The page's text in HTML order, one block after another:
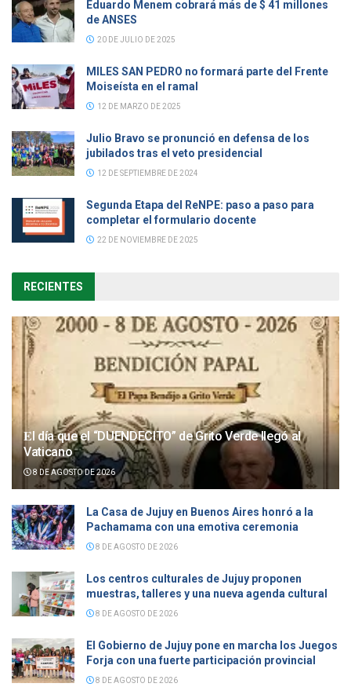
Eduardo Menem cobrará más de $ 41 millones
de ANSES
20 DE JULIO DE 2025
MILES SAN PEDRO no formará parte del Frente
Moiseísta en el ramal
12 DE MARZO DE 2025
Julio Bravo se pronunció en defensa de los
jubilados tras el veto presidencial
12 DE SEPTIEMBRE DE 2024
Segunda Etapa del ReNPE: paso a paso para
completar el formulario docente
22 DE NOVIEMBRE DE 2025
RECIENTES
𝐄l día que el “DUENDECITO” de Grito Verde llegó al
Vaticano
8 DE AGOSTO DE 2026
La Casa de Jujuy en Buenos Aires honró a la
Pachamama con una emotiva ceremonia
8 DE AGOSTO DE 2026
Los centros culturales de Jujuy proponen
muestras, talleres y una nueva agenda cultural
8 DE AGOSTO DE 2026
El Gobierno de Jujuy pone en marcha los Juegos
Forja con una fuerte participación provincial
8 DE AGOSTO DE 2026